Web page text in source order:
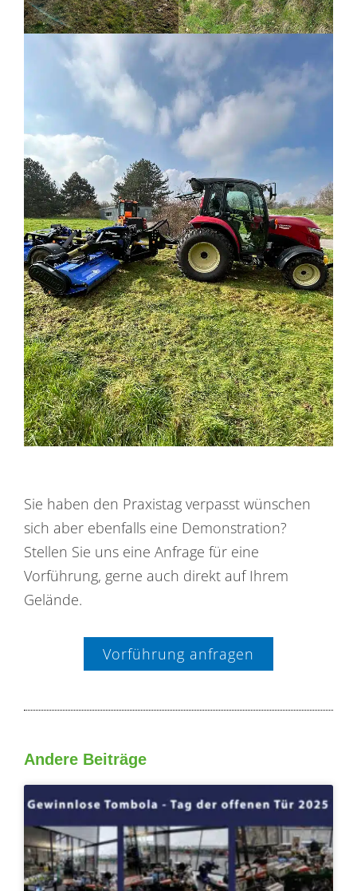
Sie haben den Praxistag verpasst wünschen
sich aber ebenfalls eine Demonstration?
Stellen Sie uns eine Anfrage für eine
Vorführung, gerne auch direkt auf Ihrem
Gelände.
Vorführung anfragen
Andere Beiträge
SeiteSeiteSeiteSeite